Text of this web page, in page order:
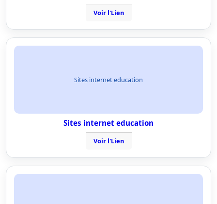
Voir l'Lien
Sites internet education
Sites internet education
Voir l'Lien